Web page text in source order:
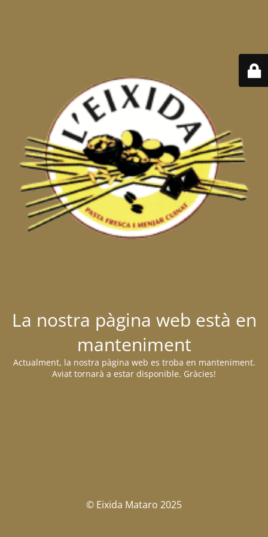
La nostra pàgina web està en
manteniment
Actualment, la nostra pàgina web es troba en manteniment.
Aviat tornarà a estar disponible. Gràcies!
© Eixida Mataro 2025